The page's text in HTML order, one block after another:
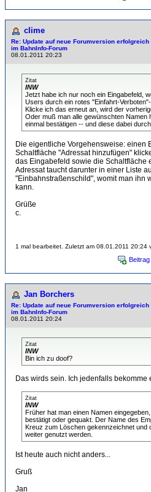
clime
Re: Update auf neue Forumversion
im BahnInfo-Forum
08.01.2011 20:23
Zitat
INW
Jetzt habe ich nur noch ein Eingabefeld,
Users durch ein rotes "Einfahrt-
Klicke ich das erneut an, wird der
Oder muß man alle gewünschten Namen
einmal bestätigen -- und diese dabei
Die eigentliche Vorgehensweise: einen
Schaltfläche "Adressat hinzufügen"
das Eingabefeld sowie die Schaltfläche
Adressat taucht darunter in einer Liste
"Einbahnstraßenschild", womit man ihn
kann.
Grüße
c.
1 mal bearbeitet. Zuletzt am 08.01.2011 20:24
Jan Borchers
Re: Update auf neue Forumversion
im BahnInfo-Forum
08.01.2011 20:24
Zitat
INW
Bin ich zu doof?
Das wirds sein. Ich jedenfalls bekomme
Zitat
INW
Früher hat man einen Namen
bestätigt oder gequakt. Der Name des
Kreuz zum Löschen gekennzeichnet und
weiter genutzt werden.
Ist heute auch nicht anders...
Gruß
Jan